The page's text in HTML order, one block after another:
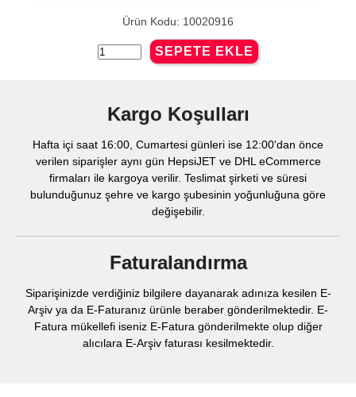
Ürün Kodu: 10020916
Kargo Koşulları
Hafta içi saat 16:00, Cumartesi günleri ise 12:00'dan önce
verilen siparişler aynı gün HepsiJET ve DHL eCommerce
firmaları ile kargoya verilir. Teslimat şirketi ve süresi
bulunduğunuz şehre ve kargo şubesinin yoğunluğuna göre
değişebilir.
Faturalandırma
Siparişinizde verdiğiniz bilgilere dayanarak adınıza kesilen E-
Arşiv ya da E-Faturanız ürünle beraber gönderilmektedir. E-
Fatura mükellefi iseniz E-Fatura gönderilmekte olup diğer
alıcılara E-Arşiv faturası kesilmektedir.